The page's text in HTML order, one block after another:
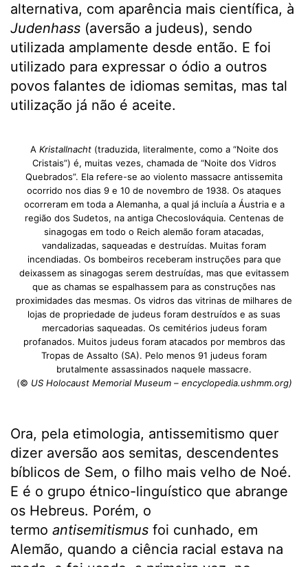
alternativa, com aparência mais científica, à
Judenhass (aversão a judeus), sendo
utilizada amplamente desde então. E foi
utilizado para expressar o ódio a outros
povos falantes de idiomas semitas, mas tal
utilização já não é aceite.
A Kristallnacht(traduzida, literalmente, como a “Noite dos
Cristais”) é, muitas vezes, chamada de “Noite dos Vidros
Quebrados”. Ela refere-se ao violento massacre antissemita
ocorrido nos dias 9 e 10 de novembro de 1938. Os ataques
ocorreram em toda a Alemanha, a qual já incluía a Áustria e a
região dos Sudetos, na antiga Checoslováquia. Centenas de
sinagogas em todo o Reich alemão foram atacadas,
vandalizadas, saqueadas e destruídas. Muitas foram
incendiadas. Os bombeiros receberam instruções para que
deixassem as sinagogas serem destruídas, mas que evitassem
que as chamas se espalhassem para as construções nas
proximidades das mesmas. Os vidros das vitrinas de milhares de
lojas de propriedade de judeus foram destruídos e as suas
mercadorias saqueadas. Os cemitérios judeus foram
profanados. Muitos judeus foram atacados por membros das
Tropas de Assalto (SA). Pelo menos 91 judeus foram
brutalmente assassinados naquele massacre.
(© US Holocaust Memorial Museum – encyclopedia.ushmm.org)
Ora, pela etimologia, antissemitismo quer
dizer aversão aos semitas, descendentes
bíblicos de Sem, o filho mais velho de Noé.
E é o grupo étnico-linguístico que abrange
os Hebreus. Porém, o
termo antisemitismus foi cunhado, em
Alemão, quando a ciência racial estava na